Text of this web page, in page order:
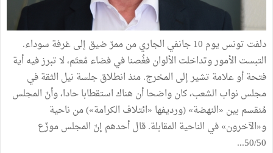
دلفت تونس يوم 10 جانفي الجاري من ممرّ ضيق إلى غرفة سوداء.
التبست الأمور وتداخلت الألوان فغُصنا في فضاء مُعتَم، لا تبرز فيه أية
فتحة أو علامة تشير إلى المخرج. منذ انطلاق جلسة نيل الثقة في
مجلس نواب الشعب، كان واضحا أن هناك استقطابا حادا، وأنّ المجلس
مُنقسم بين «النهضة» (ورديفها «ائتلاف الكرامة») من ناحية
و«الآخرون» في الناحية المقابلة. قال أحدهم إنّ المجلس موزّع
50/50...